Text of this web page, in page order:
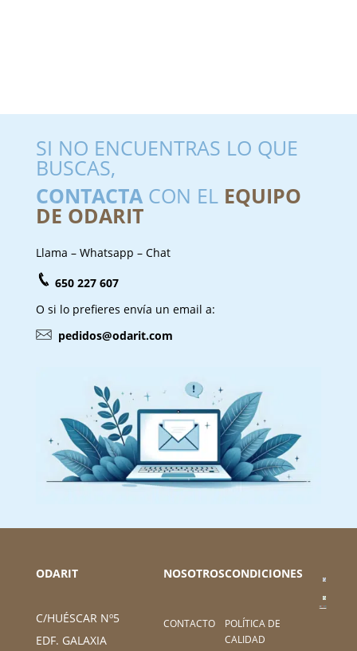
SI NO ENCUENTRAS LO QUE
BUSCAS,
CONTACTACON EL EQUIPO
DE ODARIT
Llama – Whatsapp – Chat
650 227 607
O si lo prefieres envía un email a:
pedidos@odarit.com
ODARIT
C/HUÉSCAR Nº5
EDF. GALAXIA
NOSOTROS
CONTACTO
CONDICIONES
POLÍTICA DE
CALIDAD